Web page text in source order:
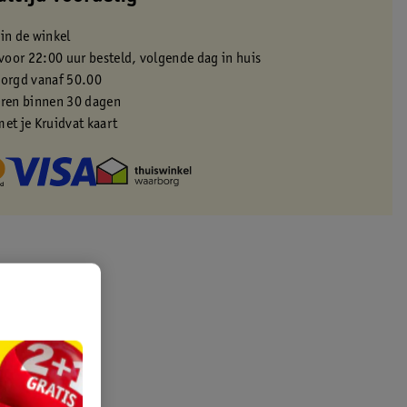
de winkel
22:00 uur besteld, volgende dag in huis
vanaf 50.00
binnen 30 dagen
je Kruidvat kaart